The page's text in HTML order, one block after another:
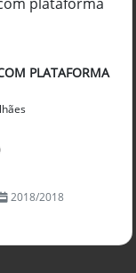
PLATAFORMA
2018/2018